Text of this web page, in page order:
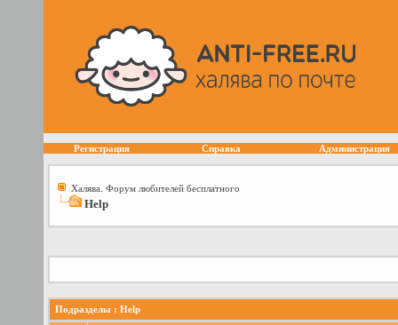
Регистрация Справка Администрация
Халява. Форум любителей бесплатного
Help
Подразделы : Help